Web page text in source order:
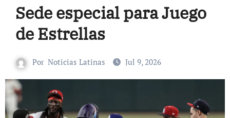
Sede especial para Juego
de Estrellas
Por Noticias Latinas Jul 9, 2026